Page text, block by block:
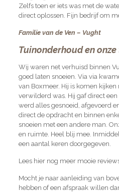
Zelfs toen er iets was met de
direct oplossen. Fijn bedrijf om
Familie van de Ven – Vught
Tuinonderhoud en
Wij waren net verhuisd binnen
goed laten snoeien. Via via
van Boxmeer. Hij is komen
verwilderd was. Hij gaf direct
werd alles gesnoeid, afgevoerd
direct de opdracht en binnen
snoeien met een andere man.
en ruimte. Heel blij mee.
een aantal keren doorgegeven.
Lees hier nog meer mooie
Mocht je naar aanleiding van
hebben of een afspraak willen